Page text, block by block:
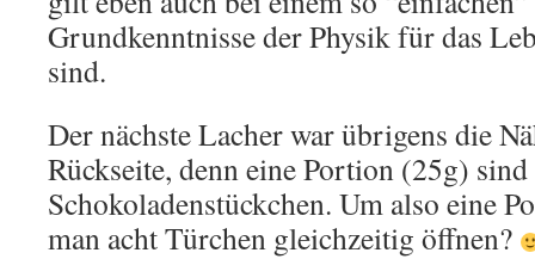
Grundkenntnisse der Physik für das
sind.
Der nächste Lacher war übrigens die
Rückseite, denn eine Portion (25g)
Schokoladenstückchen. Um also eine
man acht Türchen gleichzeitig öffnen?